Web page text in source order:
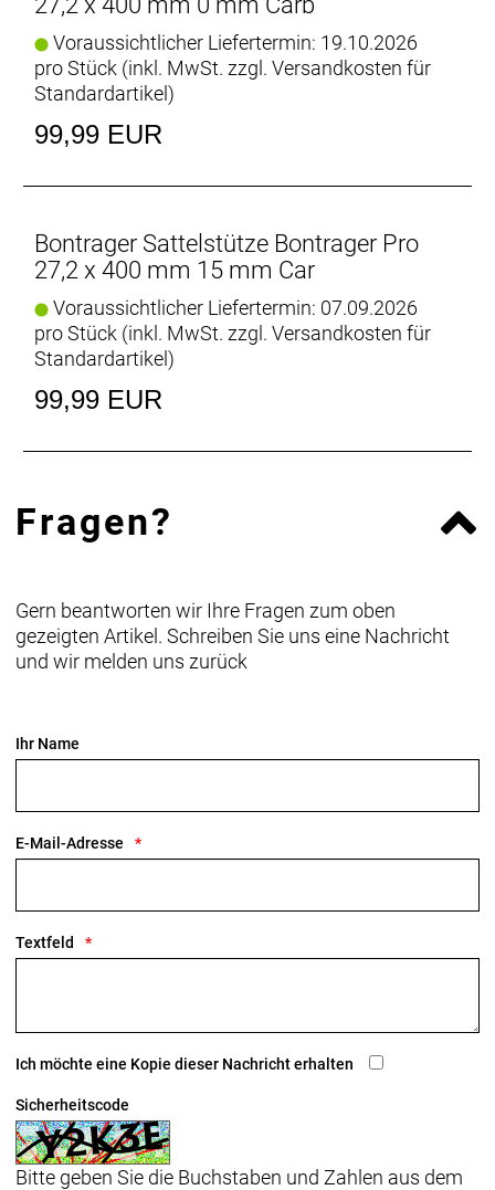
Voraussichtlicher Liefertermin: 19.10.2026
pro Stück (inkl. MwSt. zzgl. Versandkosten für
Standardartikel)
99,99 EUR
Bontrager Sattelstütze Bontrager Pro
27,2 x 400 mm 15 mm Car
Voraussichtlicher Liefertermin: 07.09.2026
pro Stück (inkl. MwSt. zzgl. Versandkosten für
Standardartikel)
99,99 EUR
Fragen?
Gern beantworten wir Ihre Fragen zum oben
gezeigten Artikel. Schreiben Sie uns eine Nachricht
und wir melden uns zurück
Ihr Name
E-Mail-Adresse
Textfeld
Ich möchte eine Kopie dieser Nachricht erhalten
Sicherheitscode
Bitte geben Sie die Buchstaben und Zahlen aus dem